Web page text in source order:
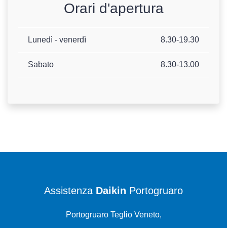
Orari d'apertura
Lunedì - venerdì 8.30-19.30
Sabato 8.30-13.00
Assistenza Daikin Portogruaro
Portogruaro Teglio Veneto,